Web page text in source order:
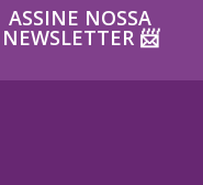
ASSINE NOSSA
NEWSLETTER ​📨